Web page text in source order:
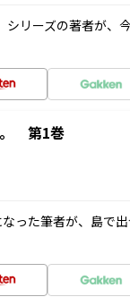
リーズの著者が、
。 第1巻
った筆者が、島で